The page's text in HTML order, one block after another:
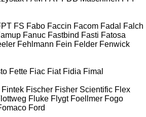
FS Fabo Faccin Facom Fadal
Falch
Fanuc Fastbind Fasti Fatosa
Fehlmann Fein Felder Fenwick
Fette Fiac Fiat Fidia Fimal
Fintek Fischer Fisher Scientific Flex
Fluke Flygt Foellmer Fogo
Ford